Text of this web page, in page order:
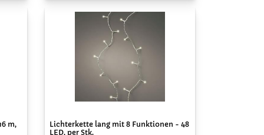
m,
Lichterkette lang mit 8 Funktionen - 48
LED, per Stk.